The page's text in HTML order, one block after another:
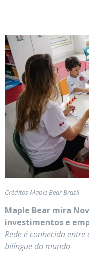
Créditos Maple Bear Brasil
Maple Bear mira
investimentos e
Rede é conhecida
bilíngue do mundo